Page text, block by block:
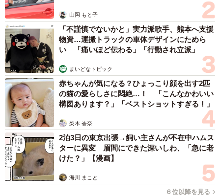
山岡 もと子
「不謹慎でないかと」実力派歌手、熊本へ支援
物資…運搬トラックの車体デザインにためら
い 「痛いほど伝わる」「行動され立派」
まいどなトピック
赤ちゃんが気になる？ひょっこり顔を出す2匹
の猫の愛らしさに悶絶…！ 「こんなかわいい
構図あります？」「ベストショットすぎる！」
梨木 香奈
2泊3日の東京出張→飼い主さんが不在中ハムス
ターに異変 眉間にできた深いしわ、「急に老
けた？」【漫画】
海川 まこと
６位以降を見る